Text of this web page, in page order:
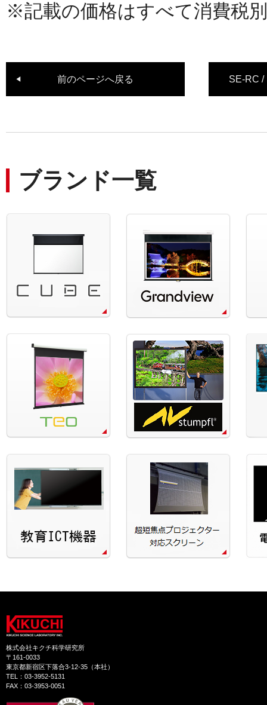
※記載の価格はすべて消費税
前のページへ戻る SE-RC
ブランド一覧
株式会社キクチ科学研究所
〒161-0033
東京都新宿区下落合3-12-35（本社）
TEL：03-3952-5131
FAX：03-3953-0051